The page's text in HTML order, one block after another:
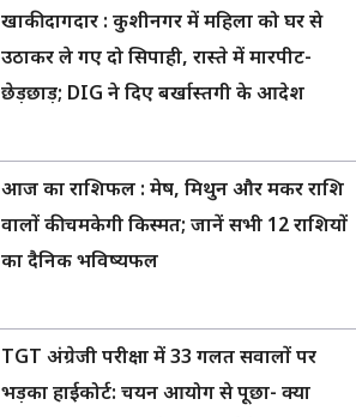
खाकी दागदार : कुशीनगर में महिला को घर से
उठाकर ले गए दो सिपाही, रास्ते में मारपीट-
छेड़छाड़; DIG ने दिए बर्खास्तगी के आदेश
आज का राशिफल : मेष, मिथुन और मकर राशि
वालों की चमकेगी किस्मत; जानें सभी 12 राशियों
का दैनिक भविष्यफल
TGT अंग्रेजी परीक्षा में 33 गलत सवालों पर
भड़का हाईकोर्ट: चयन आयोग से पूछा- क्या